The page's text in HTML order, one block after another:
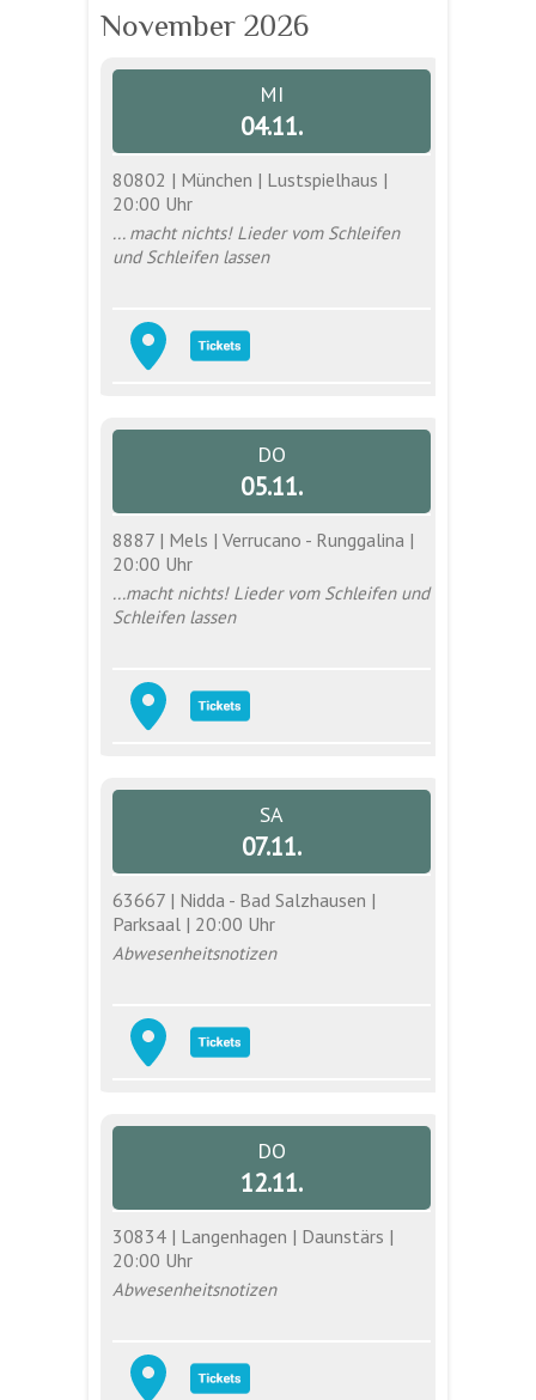
November 2026
MI
04.11.
80802 | München | Lustspielhaus |
20:00 Uhr
... macht nichts! Lieder vom Schleifen
und Schleifen lassen
DO
05.11.
8887 | Mels | Verrucano - Runggalina |
20:00 Uhr
...macht nichts! Lieder vom Schleifen und
Schleifen lassen
SA
07.11.
63667 | Nidda - Bad Salzhausen |
Parksaal | 20:00 Uhr
Abwesenheitsnotizen
DO
12.11.
30834 | Langenhagen | Daunstärs |
20:00 Uhr
Abwesenheitsnotizen